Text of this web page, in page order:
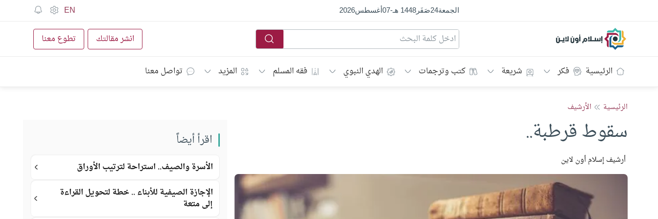
الجمعة24صَفَر1448 هـ -
07أغسطس2026
EN
إسلام أون لاين انشر مقالتك تطوع معنا
الرئيسية فكر شريعة كتب وترجمات الهدي النبوي فقه المسلم المزيد تواصل معنا
الرئيسية الأرشيف
سقوط قرطبة..
أرشيف إسلام أون لاين
اقرأ أيضاً
الأسرة والصيف.. استراحة لترتيب الأوراق
الإجازة الصيفية للأبناء .. خطة لتحويل القراءة
إلى متعة